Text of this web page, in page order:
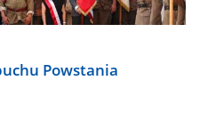
Powstania